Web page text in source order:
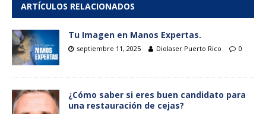
ARTÍCULOS RELACIONADOS
Tu Imagen en Manos Expertas.
septiembre 11, 2025 Diolaser Puerto Rico 0
¿Cómo saber si eres buen candidato para
una restauración de cejas?